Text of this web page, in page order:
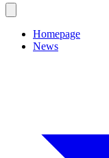
Homepage
News